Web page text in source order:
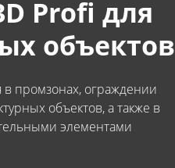
Profi для
объектов
промзонах, ограждении
объектов, а также в
элементами